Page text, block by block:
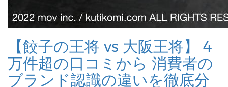
【餃子の王将 vs 大阪王将】 4
万件超の口コミから 消費者の
ブランド認識の違いを徹底分